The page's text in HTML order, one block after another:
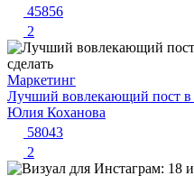
45856
2
Маркетинг
Лучший вовлекающий пост в
Юлия Коханова
58043
2